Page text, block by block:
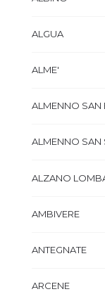
ALGUA
ALME'
ALMENNO SAN
ALMENNO SAN
ALZANO
AMBIVERE
ANTEGNATE
ARCENE